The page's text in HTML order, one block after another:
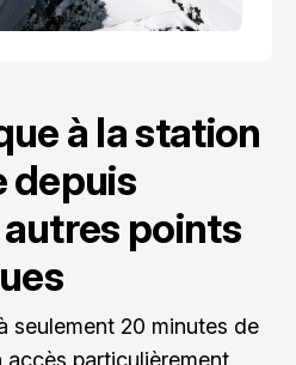
à la station
depuis
points
seulement 20 minutes de
accès particulièrement